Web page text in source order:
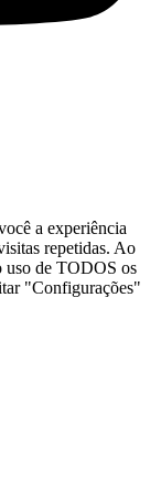
a experiência
repetidas. Ao
uso de TODOS os
"Configurações"